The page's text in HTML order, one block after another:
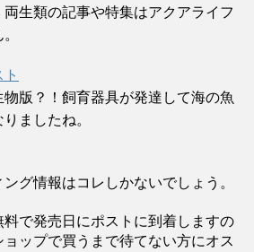
生類の記事や特集はアクアライフ
版？！飼育器具が発達して海の魚
ましたね。
グ情報はコレしかないでしょう。
で発売日にポストに到着しますの
ップで買うまで待てない方にオス